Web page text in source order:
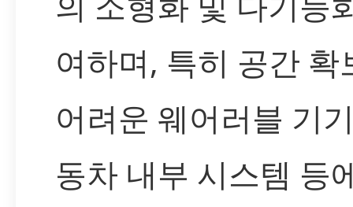
여하며, 특히 공간 확
어려운 웨어러블 기
동차 내부 시스템 등